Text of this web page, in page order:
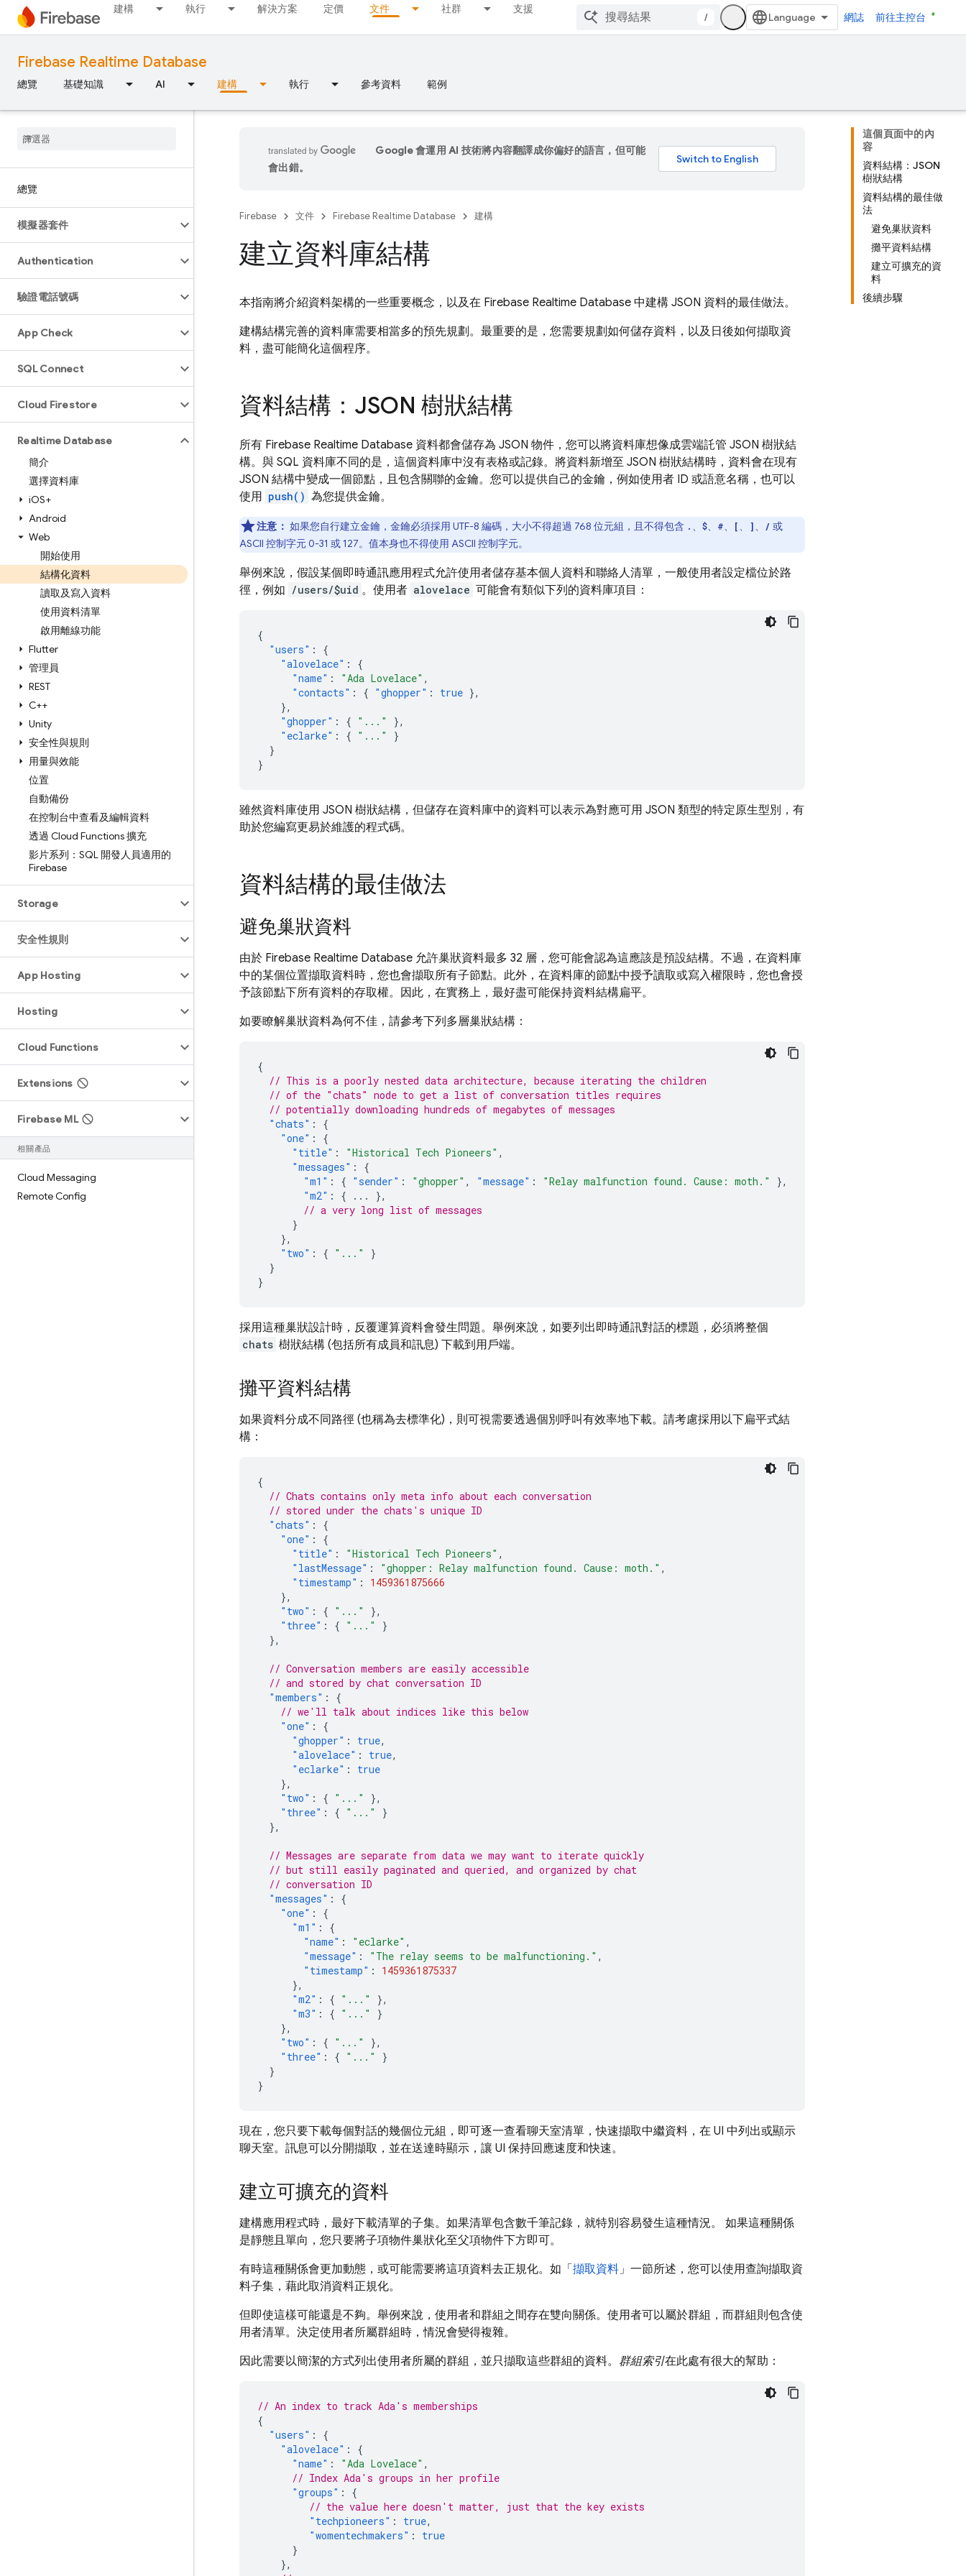
建構 執行 解決方案 定價 文件 社群 支援
/ 網誌 前往主控台
Firebase Realtime Database
總覽 基礎知識 AI 建構 執行 參考資料 範例
總覽
模擬器套件
Authentication
驗證電話號碼
App Check
SQL Connect
Cloud Firestore
Realtime Database
簡介
選擇資料庫
iOS+
Android
Web
開始使用
結構化資料
讀取及寫入資料
使用資料清單
啟用離線功能
Flutter
管理員
REST
C++
Unity
安全性與規則
用量與效能
位置
自動備份
在控制台中查看及編輯資料
透過 Cloud Functions 擴充
影片系列：SQL 開發人員適用的
Firebase
Storage
安全性規則
App Hosting
Hosting
Cloud Functions
Extensions
Firebase ML
相關產品
Cloud Messaging
Remote Config
這個頁面中的內
容
資料結構：JSON
樹狀結構
資料結構的最佳做
法
避免巢狀資料
攤平資料結構
建立可擴充的資
料
後續步驟
Google 會運用 AI 技術將內容翻譯成你偏好的語言，但可能
會出錯。
Firebase 文件 Firebase Realtime Database 建構
建立資料庫結構
本指南將介紹資料架構的一些重要概念，以及在 Firebase Realtime Database 中建構 JSON 資料的最佳做法。
建構結構完善的資料庫需要相當多的預先規劃。最重要的是，您需要規劃如何儲存資料，以及日後如何擷取資
料，盡可能簡化這個程序。
資料結構：JSON 樹狀結構
所有 Firebase Realtime Database 資料都會儲存為 JSON 物件，您可以將資料庫想像成雲端託管 JSON 樹狀結
構。與 SQL 資料庫不同的是，這個資料庫中沒有表格或記錄。將資料新增至 JSON 樹狀結構時，資料會在現有
JSON 結構中變成一個節點，且包含關聯的金鑰。您可以提供自己的金鑰，例如使用者 ID 或語意名稱，也可以
使用 push() 為您提供金鑰。
注意： 如果您自行建立金鑰，金鑰必須採用 UTF-8 編碼，大小不得超過 768 位元組，且不得包含 . 、 $、 #、 [、 ]、 / 或
ASCII 控制字元 0-31 或 127。值本身也不得使用 ASCII 控制字元。
舉例來說，假設某個即時通訊應用程式允許使用者儲存基本個人資料和聯絡人清單，一般使用者設定檔位於路
徑，例如 /users/$uid 。使用者 alovelace 可能會有類似下列的資料庫項目：
{
"users" :
{
"alovelace" :
{
"name" : "Ada Lovelace" ,
"contacts" : { "ghopper" : true },
},
"ghopper" : { "..."
},
"eclarke" : { "..."
}
}
}
雖然資料庫使用 JSON 樹狀結構，但儲存在資料庫中的資料可以表示為對應可用 JSON 類型的特定原生型別，有
助於您編寫更易於維護的程式碼。
資料結構的最佳做法
避免巢狀資料
由於 Firebase Realtime Database 允許巢狀資料最多 32 層，您可能會認為這應該是預設結構。不過，在資料庫
中的某個位置擷取資料時，您也會擷取所有子節點。此外，在資料庫的節點中授予讀取或寫入權限時，您也會授
予該節點下所有資料的存取權。因此，在實務上，最好盡可能保持資料結構扁平。
如要瞭解巢狀資料為何不佳，請參考下列多層巢狀結構：
{
// This is a poorly nested data architecture, because iterating the children
// of the "chats" node to get a list of conversation titles requires
// potentially downloading hundreds of megabytes of messages
"chats" :
{
"one" :
{
"title" : "Historical Tech Pioneers" ,
"messages" :
{
"m1" : { "sender" : "ghopper" , "message" : "Relay malfunction found. Cause: moth."
},
"m2" : { ...
},
// a very long list of messages
}
},
"two" : { "..."
}
}
}
採用這種巢狀設計時，反覆運算資料會發生問題。舉例來說，如要列出即時通訊對話的標題，必須將整個
chats 樹狀結構 (包括所有成員和訊息) 下載到用戶端。
攤平資料結構
如果資料分成不同路徑 (也稱為去標準化)，則可視需要透過個別呼叫有效率地下載。請考慮採用以下扁平式結
構：
{
// Chats contains only meta info about each conversation
// stored under the chats's unique ID
"chats" :
{
"one" :
{
"title" : "Historical Tech Pioneers" ,
"lastMessage" : "ghopper: Relay malfunction found. Cause: moth." ,
"timestamp" :
1459361875666
},
"two" : { "..."
},
"three" : { "..."
}
},
// Conversation members are easily accessible
// and stored by chat conversation ID
"members" :
{
// we'll talk about indices like this below
"one" :
{
"ghopper" : true,
"alovelace" : true,
"eclarke" :
true
},
"two" : { "..."
},
"three" : { "..."
}
},
// Messages are separate from data we may want to iterate quickly
// but still easily paginated and queried, and organized by chat
// conversation ID
"messages" :
{
"one" :
{
"m1" :
{
"name" : "eclarke" ,
"message" : "The relay seems to be malfunctioning." ,
"timestamp" :
1459361875337
},
"m2" : { "..."
},
"m3" : { "..."
}
},
"two" : { "..."
},
"three" : { "..."
}
}
}
現在，您只要下載每個對話的幾個位元組，即可逐一查看聊天室清單，快速擷取中繼資料，在 UI 中列出或顯示
聊天室。訊息可以分開擷取，並在送達時顯示，讓 UI 保持回應速度和快速。
建立可擴充的資料
建構應用程式時，最好下載清單的子集。如果清單包含數千筆記錄，就特別容易發生這種情況。 如果這種關係
是靜態且單向，您只要將子項物件巢狀化至父項物件下方即可。
有時這種關係會更加動態，或可能需要將這項資料去正規化。如「 擷取資料」一節所述，您可以使用查詢擷取資
料子集，藉此取消資料正規化。
但即使這樣可能還是不夠。舉例來說，使用者和群組之間存在雙向關係。使用者可以屬於群組，而群組則包含使
用者清單。決定使用者所屬群組時，情況會變得複雜。
因此需要以簡潔的方式列出使用者所屬的群組，並只擷取這些群組的資料。 群組索引在此處有很大的幫助：
// An index to track Ada's memberships
{
"users" :
{
"alovelace" :
{
"name" : "Ada Lovelace" ,
// Index Ada's groups in her profile
"groups" :
{
// the value here doesn't matter, just that the key exists
"techpioneers" : true,
"womentechmakers" :
true
}
},